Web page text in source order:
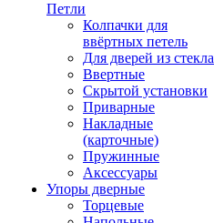
Петли
Колпачки для
ввёртных петель
Для дверей из стекла
Ввертные
Скрытой установки
Приварные
Накладные
(карточные)
Пружинные
Аксессуары
Упоры дверные
Торцевые